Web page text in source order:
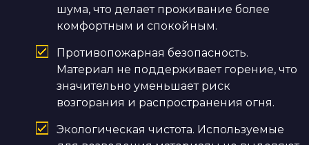
шума, что делает проживание более
комфортным и спокойным.
Противопожарная безопасность.
Материал не поддерживает горение, что
значительно уменьшает риск
возгорания и распространения огня.
Экологическая чистота. Используемые